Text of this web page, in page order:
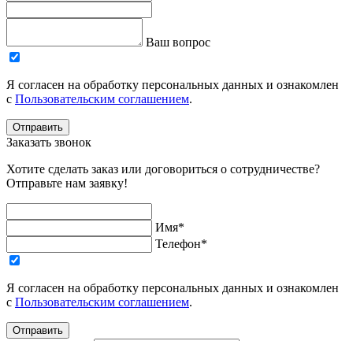
Ваш вопрос
Я согласен на обработку персональных данных и ознакомлен
с Пользовательским соглашением.
Отправить
Заказать звонок
Хотите сделать заказ или договориться о сотрудничестве?
Отправьте нам заявку!
Имя*
Телефон*
Я согласен на обработку персональных данных и ознакомлен
с Пользовательским соглашением.
Отправить